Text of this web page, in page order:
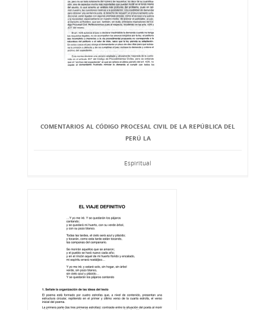
COMENTARIOS AL CÓDIGO PROCESAL CIVIL DE LA REPÚBLICA DEL
PERÚ LA
Espiritual